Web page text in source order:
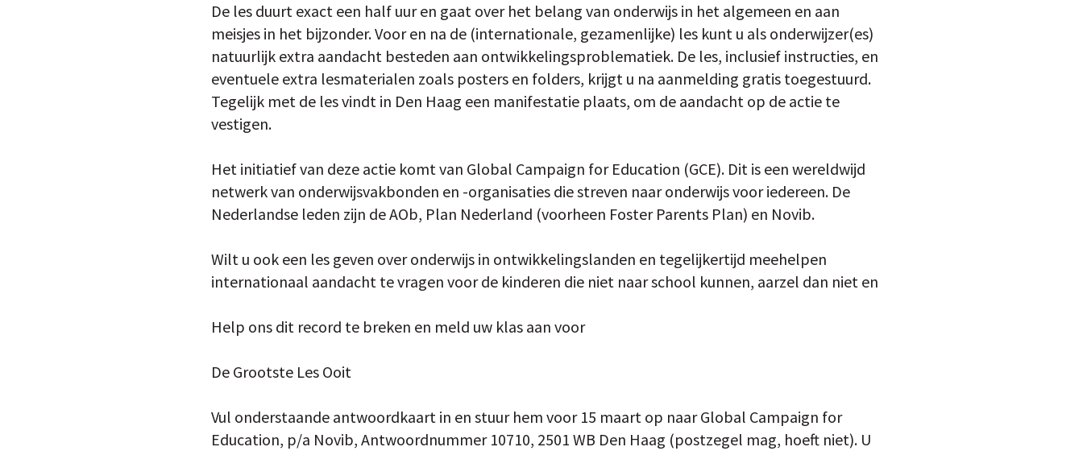
De les duurt exact een half uur en gaat over het belang van onderwijs in het algemeen en aan
meisjes in het bijzonder. Voor en na de (internationale, gezamenlijke) les kunt u als onderwijzer(es)
natuurlijk extra aandacht besteden aan ontwikkelingsproblematiek. De les, inclusief instructies, en
eventuele extra lesmaterialen zoals posters en folders, krijgt u na aanmelding gratis toegestuurd.
Tegelijk met de les vindt in Den Haag een manifestatie plaats, om de aandacht op de actie te
vestigen.
Het initiatief van deze actie komt van Global Campaign for Education (GCE). Dit is een wereldwijd
netwerk van onderwijsvakbonden en -organisaties die streven naar onderwijs voor iedereen. De
Nederlandse leden zijn de AOb, Plan Nederland (voorheen Foster Parents Plan) en Novib.
Wilt u ook een les geven over onderwijs in ontwikkelingslanden en tegelijkertijd meehelpen
internationaal aandacht te vragen voor de kinderen die niet naar school kunnen, aarzel dan niet en
Help ons dit record te breken en meld uw klas aan voor
De Grootste Les Ooit
Vul onderstaande antwoordkaart in en stuur hem voor 15 maart op naar Global Campaign for
Education, p/a Novib, Antwoordnummer 10710, 2501 WB Den Haag (postzegel mag, hoeft niet). U